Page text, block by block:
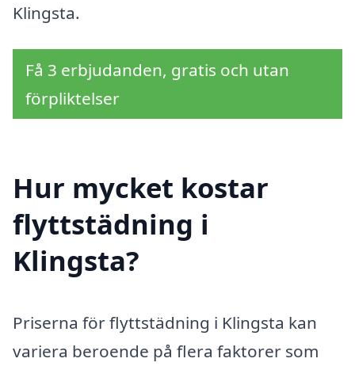
Klingsta.
Få 3 erbjudanden, gratis och utan
förpliktelser
Hur mycket kostar
flyttstädning i
Klingsta?
Priserna för flyttstädning i Klingsta kan
variera beroende på flera faktorer som